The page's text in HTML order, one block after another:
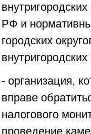
РФ и
городских
- организация,
вправе
налогового
проведение